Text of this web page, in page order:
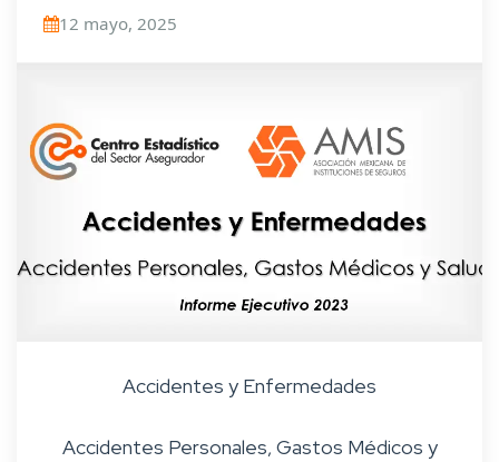
12 mayo, 2025
Accidentes y Enfermedades
Accidentes Personales, Gastos Médicos y